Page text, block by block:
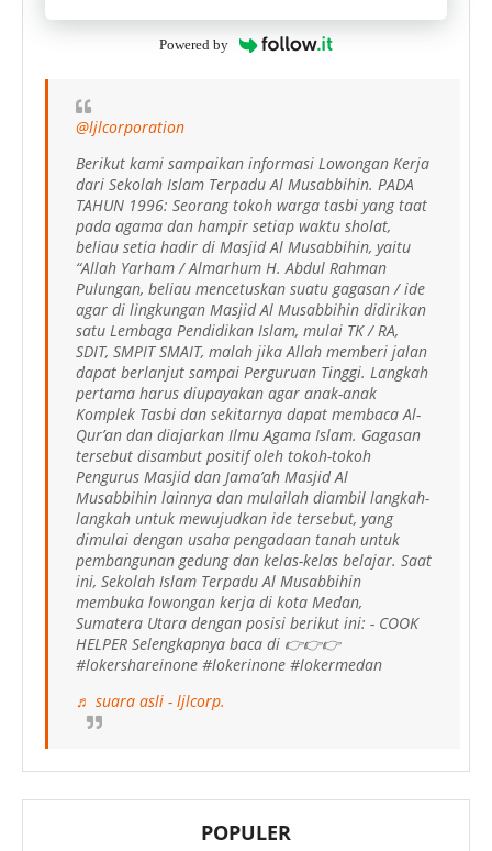
Powered by
@ljlcorporation
Berikut kami sampaikan informasi Lowongan Kerja
dari Sekolah Islam Terpadu Al Musabbihin. PADA
TAHUN 1996: Seorang tokoh warga tasbi yang taat
pada agama dan hampir setiap waktu sholat,
beliau setia hadir di Masjid Al Musabbihin, yaitu
“Allah Yarham / Almarhum H. Abdul Rahman
Pulungan, beliau mencetuskan suatu gagasan / ide
agar di lingkungan Masjid Al Musabbihin didirikan
satu Lembaga Pendidikan Islam, mulai TK / RA,
SDIT, SMPIT SMAIT, malah jika Allah memberi jalan
dapat berlanjut sampai Perguruan Tinggi. Langkah
pertama harus diupayakan agar anak-anak
Komplek Tasbi dan sekitarnya dapat membaca Al-
Qur’an dan diajarkan Ilmu Agama Islam. Gagasan
tersebut disambut positif oleh tokoh-tokoh
Pengurus Masjid dan Jama’ah Masjid Al
Musabbihin lainnya dan mulailah diambil langkah-
langkah untuk mewujudkan ide tersebut, yang
dimulai dengan usaha pengadaan tanah untuk
pembangunan gedung dan kelas-kelas belajar. Saat
ini, Sekolah Islam Terpadu Al Musabbihin
membuka lowongan kerja di kota Medan,
Sumatera Utara dengan posisi berikut ini: - COOK
HELPER Selengkapnya baca di 👉👉👉
#lokershareinone #lokerinone #lokermedan
♬ suara asli - ljlcorp.
POPULER